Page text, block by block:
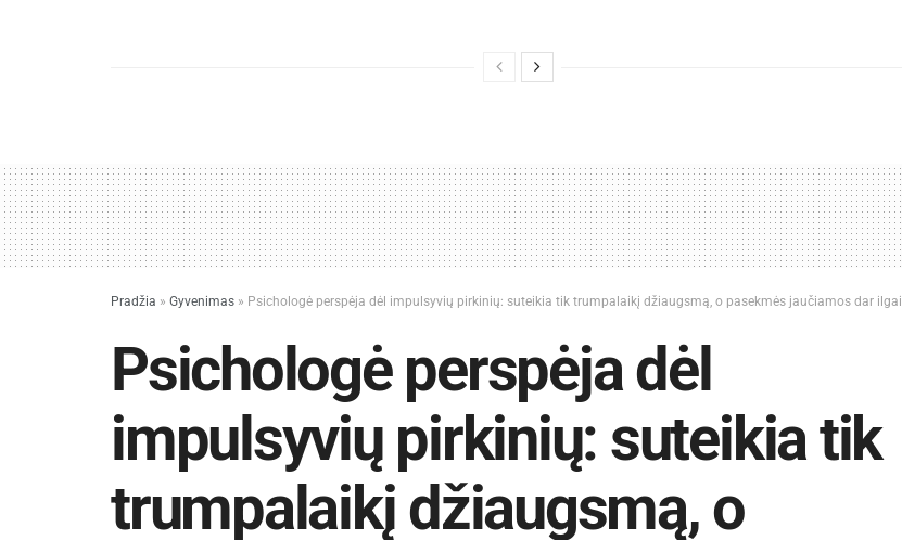
Pradžia » Gyvenimas » Psichologė perspėja dėl impulsyvių pirkinių: suteikia tik trumpalaikį džiaugsmą, o pasekmės jaučiamos dar ilgai
Psichologė perspėja dėl
impulsyvių pirkinių: suteikia tik
trumpalaikį džiaugsmą, o